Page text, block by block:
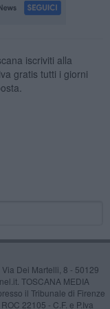
iscriviti alla
gratis tutti i giorni
Dei Martelli, 8 - 50129
TOSCANA MEDIA
il Tribunale di Firenze
22105 - C.F. e P.Iva